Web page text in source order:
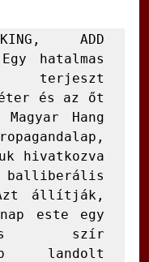
ADD
Egy hatalmas
terjeszt
és az őt
Magyar Hang
hivatkozva
balliberális
állítják,
este egy
szír
landolt